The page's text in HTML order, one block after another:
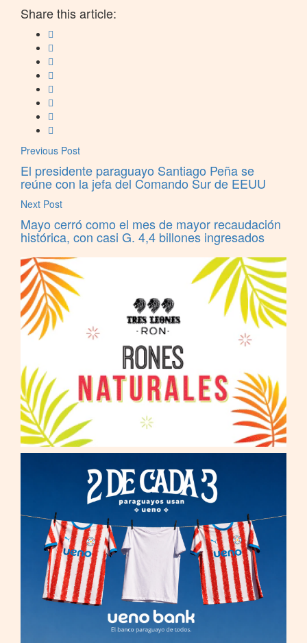
Share this article:
Previous Post
El presidente paraguayo Santiago Peña se
reúne con la jefa del Comando Sur de EEUU
Next Post
Mayo cerró como el mes de mayor recaudación
histórica, con casi G. 4,4 billones ingresados